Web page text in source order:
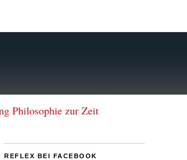
Philosophie zur Zeit
REFLEX BEI FACEBOOK